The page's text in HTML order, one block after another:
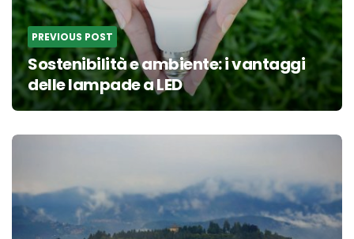
PREVIOUS POST
Sostenibilità e ambiente: i vantaggi
delle lampade a LED